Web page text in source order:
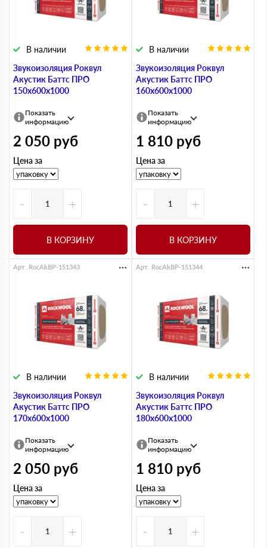
Звукоизоляция Роквул
Акустик Баттс ПРО
150х600х1000
В наличии
Показать
информацию
2 050 руб
Цена за
- +
В КОРЗИНУ
Звукоизоляция Роквул
Акустик Баттс ПРО
160х600х1000
В наличии
Показать
информацию
1 810 руб
Цена за
- +
В КОРЗИНУ
Звукоизоляция Роквул
Акустик Баттс ПРО
170х600х1000
В наличии
Арт. RocAkBP-151343
Показать
информацию
2 050 руб
Цена за
- +
Звукоизоляция Роквул
Акустик Баттс ПРО
180х600х1000
В наличии
Арт. RocAkBP-151344
Показать
информацию
1 810 руб
Цена за
- +